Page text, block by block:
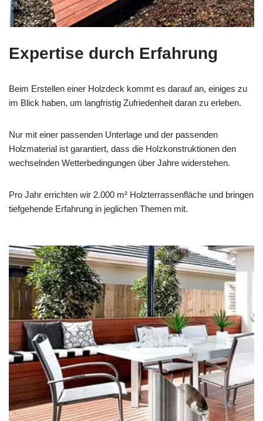
Expertise durch Erfahrung
Beim Erstellen einer Holzdeck kommt es darauf an, einiges zu
im Blick haben, um langfristig Zufriedenheit daran zu erleben.
Nur mit einer passenden Unterlage und der passenden
Holzmaterial ist garantiert, dass die Holzkonstruktionen den
wechselnden Wetterbedingungen über Jahre widerstehen.
Pro Jahr errichten wir 2.000 m² Holzterrassenfläche und bringen
tiefgehende Erfahrung in jeglichen Themen mit.